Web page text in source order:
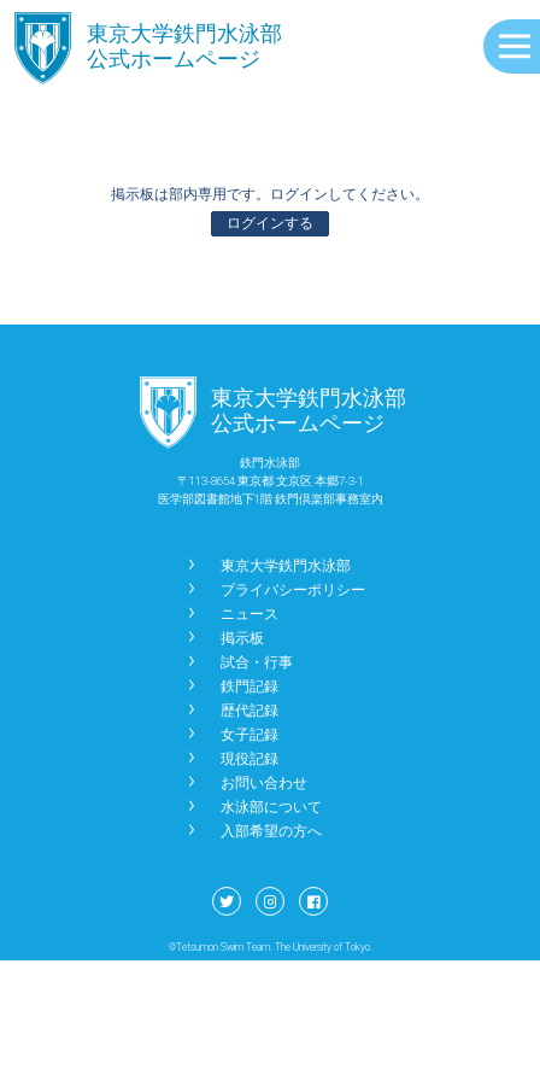
󿾱
東京大学鉄門水泳部
公式ホームページ
ABOUT
EVENTS
RECORDS
NEWS
BBS
CONTACT
掲示板は部内専用です。ログインしてください。
ログインする
󿾱 東京大学鉄門水泳部
公式ホームページ
鉄門水泳部
〒113-8654 東京都 文京区 本郷7-3-1
医学部図書館地下1階 鉄門倶楽部事務室内
󿾡 東京大学鉄門水泳部
󿾡 プライバシーポリシー
󿾡 ニュース
󿾡 掲示板
󿾡 試合・行事
󿾡 鉄門記録
󿾡 歴代記録
󿾡 女子記録
󿾡 現役記録
󿾡 お問い合わせ
󿾡 水泳部について
󿾡 入部希望の方へ
©Tetsumon Swim Team. The University of Tokyo.